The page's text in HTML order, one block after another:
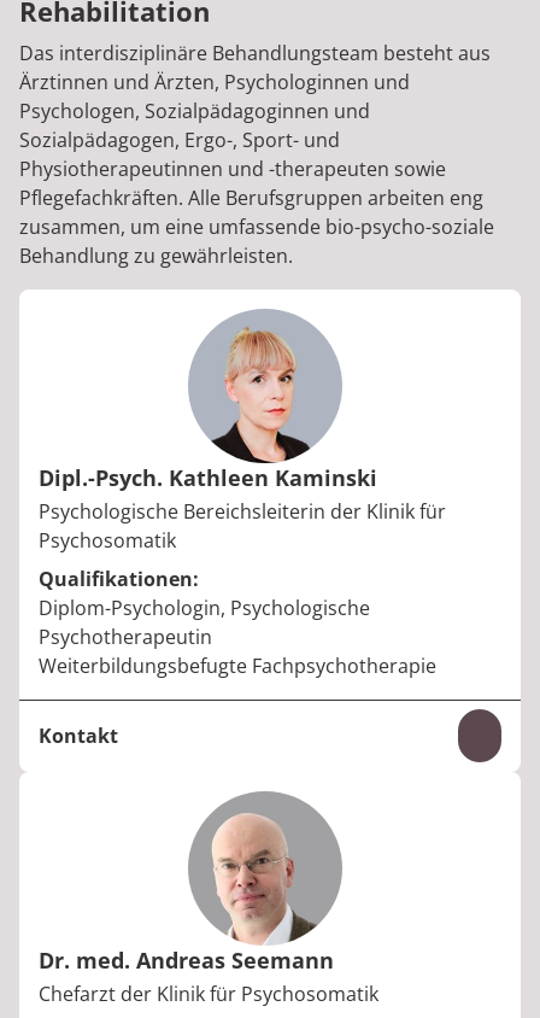
Rehabilitation
Das interdisziplinäre Behandlungsteam besteht aus
Ärztinnen und Ärzten, Psychologinnen und
Psychologen, Sozialpädagoginnen und
Sozialpädagogen, Ergo-, Sport- und
Physiotherapeutinnen und -therapeuten sowie
Pflegefachkräften. Alle Berufsgruppen arbeiten eng
zusammen, um eine umfassende bio-psycho-soziale
Behandlung zu gewährleisten.
Dipl.-Psych. Kathleen Kaminski
Berufstitel:
Psychologische Bereichsleiterin der Klinik für
Psychosomatik
Qualifikationen:
Diplom-Psychologin, Psychologische
Psychotherapeutin
Weiterbildungsbefugte Fachpsychotherapie
Kontakt
kathleen.kaminski@median-kliniken.de
Dr. med. Andreas Seemann
Berufstitel:
Chefarzt der Klinik für Psychosomatik